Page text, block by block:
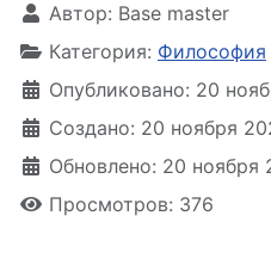
Автор: Base master
Категория: Философия
Опубликовано: 20
Создано: 20 ноября
Обновлено: 20 ноября
Просмотров: 376